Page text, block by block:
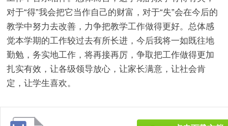
对于“得”我会把它当作自己的财富，对于“失”会在今后的
教学中努力去改善，力争把教学工作做得更好。总体感
觉本学期的工作较过去有所长进，今后我将一如既往地
勤勉，务实地工作，将再接再厉，争取把工作做得更加
扎实有效，让各级领导放心，让家长满意，让社会肯
定，让学生喜欢。